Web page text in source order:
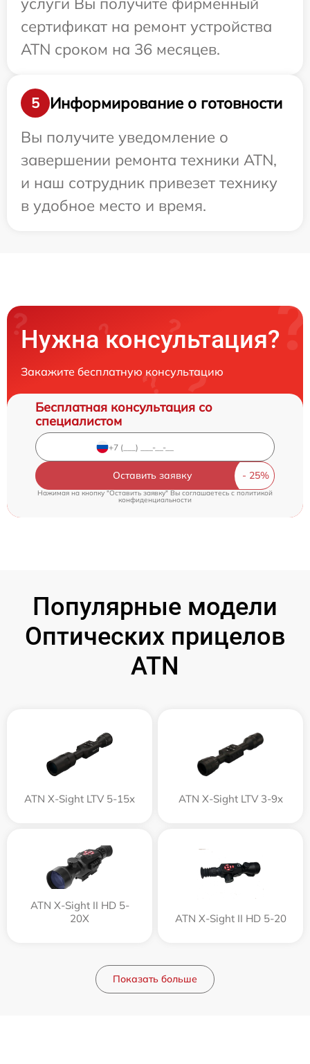
сертификат на ремонт устройства
ATN сроком на 36 месяцев.
5
Информирование о готовности
Вы получите уведомление о
завершении ремонта техники ATN,
и наш сотрудник привезет технику
в удобное место и время.
Нужна консультация?
Закажите бесплатную консультацию
Бесплатная консультация со
специалистом
Оставить заявку
Нажимая на кнопку "Оставить заявку" Вы соглашаетесь c политикой
конфиденциальности
Популярные модели
Оптических прицелов
ATN
ATN X-Sight LTV 5-15x ATN X-Sight LTV 3-9x
ATN X-Sight II HD 5-
20X
ATN X-Sight II HD 5-20
Показать больше